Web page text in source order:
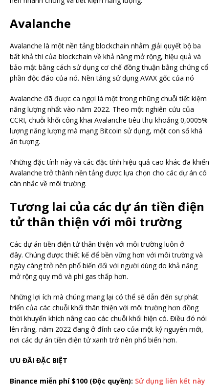
Avalanche
Avalanche là một nền tảng blockchain nhằm giải quyết bộ ba
bất khả thi của blockchain về khả năng mở rộng, hiệu quả và
bảo mật bằng cách sử dụng cơ chế đồng thuận bằng chứng cổ
phần độc đáo của nó. Nền tảng sử dụng AVAX gốc của nó
Avalanche đã được ca ngợi là một trong những chuỗi tiết kiệm
năng lượng nhất vào năm 2022. Theo một nghiên cứu của
CCRI, chuỗi khối công khai Avalanche tiêu thụ khoảng 0,0005%
lượng năng lượng mà mạng Bitcoin sử dụng, một con số khá
ấn tượng.
Những đặc tính này và các đặc tính hiệu quả cao khác đã khiến
Avalanche trở thành nền tảng được lựa chọn cho các dự án có
cân nhắc về môi trường.
Tương lai của các dự án tiền điện
tử thân thiện với môi trường
Các dự án tiền điện tử thân thiện với môi trường luôn ở
đây. Chúng được thiết kế để bền vững hơn với môi trường và
ngày càng trở nên phổ biến đối với người dùng do khả năng
mở rộng quy mô và phí gas thấp hơn.
Những lợi ích mà chúng mang lại có thể sẽ dẫn đến sự phát
triển của các chuỗi khối thân thiện với môi trường hơn đồng
thời khuyến khích nâng cao các chuỗi khối hiện có. Điều đó nói
lên rằng, năm 2022 đang ở đỉnh cao của một kỷ nguyên mới,
nơi các dự án tiền điện tử xanh trở nên phổ biến hơn.
ƯU ĐÃI ĐẶC BIỆT
Binance miễn phí $100 (Độc quyền): Sử dụng liên kết này